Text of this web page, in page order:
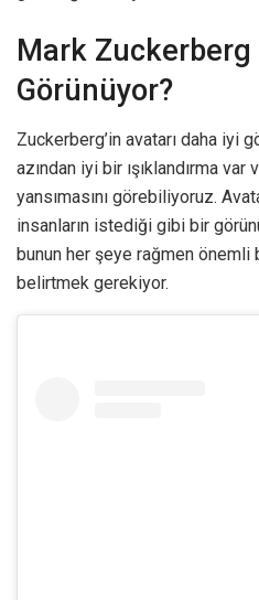
Mark Zuckerberg
Görünüyor?
Zuckerberg’in avatarı daha iyi
azından iyi bir ışıklandırma
yansımasını görebiliyoruz.
insanların istediği gibi bir
bunun her şeye rağmen
belirtmek gerekiyor.